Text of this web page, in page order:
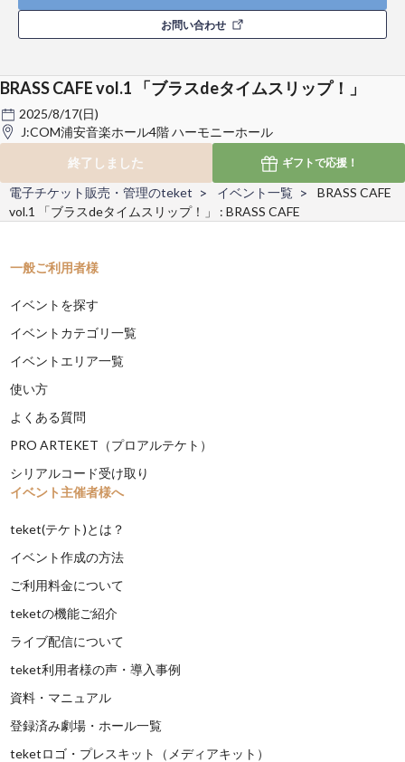
お問い合わせ
BRASS CAFE vol.1 「ブラスdeタイムスリップ！」
2025/8/17(日)
J:COM浦安音楽ホール4階 ハーモニーホール
終了しました
ギフトで応援！
電子チケット販売・管理のteket イベント一覧
BRASS CAFE
vol.1 「ブラスdeタイムスリップ！」 : BRASS CAFE
一般ご利用者様
イベントを探す
イベントカテゴリ一覧
イベントエリア一覧
使い方
よくある質問
PRO ARTEKET（プロアルテケト）
シリアルコード受け取り
イベント主催者様へ
teket(テケト)とは？
イベント作成の方法
ご利用料金について
teketの機能ご紹介
ライブ配信について
teket利用者様の声・導入事例
資料・マニュアル
登録済み劇場・ホール一覧
teketロゴ・プレスキット（メディアキット）